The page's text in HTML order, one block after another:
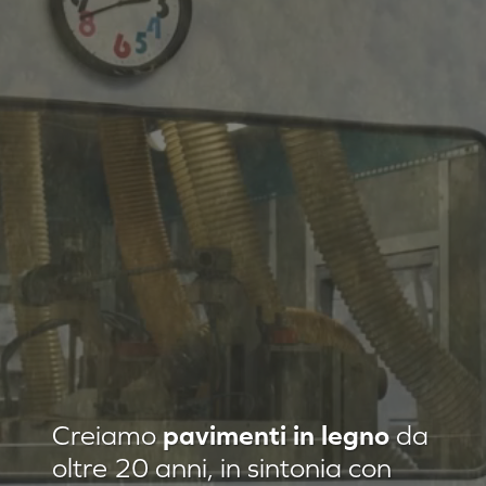
Residenza privata Loft Classic
Residenza privata Quadrotte
Creiamopavimenti in legnoda
oltre 20 anni, in sintonia con